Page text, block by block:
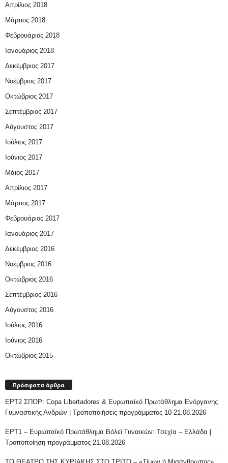
Απρίλιος 2018
Μάρτιος 2018
Φεβρουάριος 2018
Ιανουάριος 2018
Δεκέμβριος 2017
Νοέμβριος 2017
Οκτώβριος 2017
Σεπτέμβριος 2017
Αύγουστος 2017
Ιούλιος 2017
Ιούνιος 2017
Μάιος 2017
Απρίλιος 2017
Μάρτιος 2017
Φεβρουάριος 2017
Ιανουάριος 2017
Δεκέμβριος 2016
Νοέμβριος 2016
Οκτώβριος 2016
Σεπτέμβριος 2016
Αύγουστος 2016
Ιούλιος 2016
Ιούνιος 2016
Οκτώβριος 2015
Πρόσφατα άρθρα
ΕΡΤ2 ΣΠΟΡ: Copa Libertadores & Ευρωπαϊκό Πρωτάθλημα Ενόργανης
Γυμναστικής Ανδρών | Τροποποιήσεις προγράμματος 10-21.08.2026
ΕΡΤ1 – Ευρωπαϊκό Πρωτάθλημα Βόλεϊ Γυναικών: Τσεχία – Ελλάδα |
Τροποποίηση προγράμματος 21.08.2026